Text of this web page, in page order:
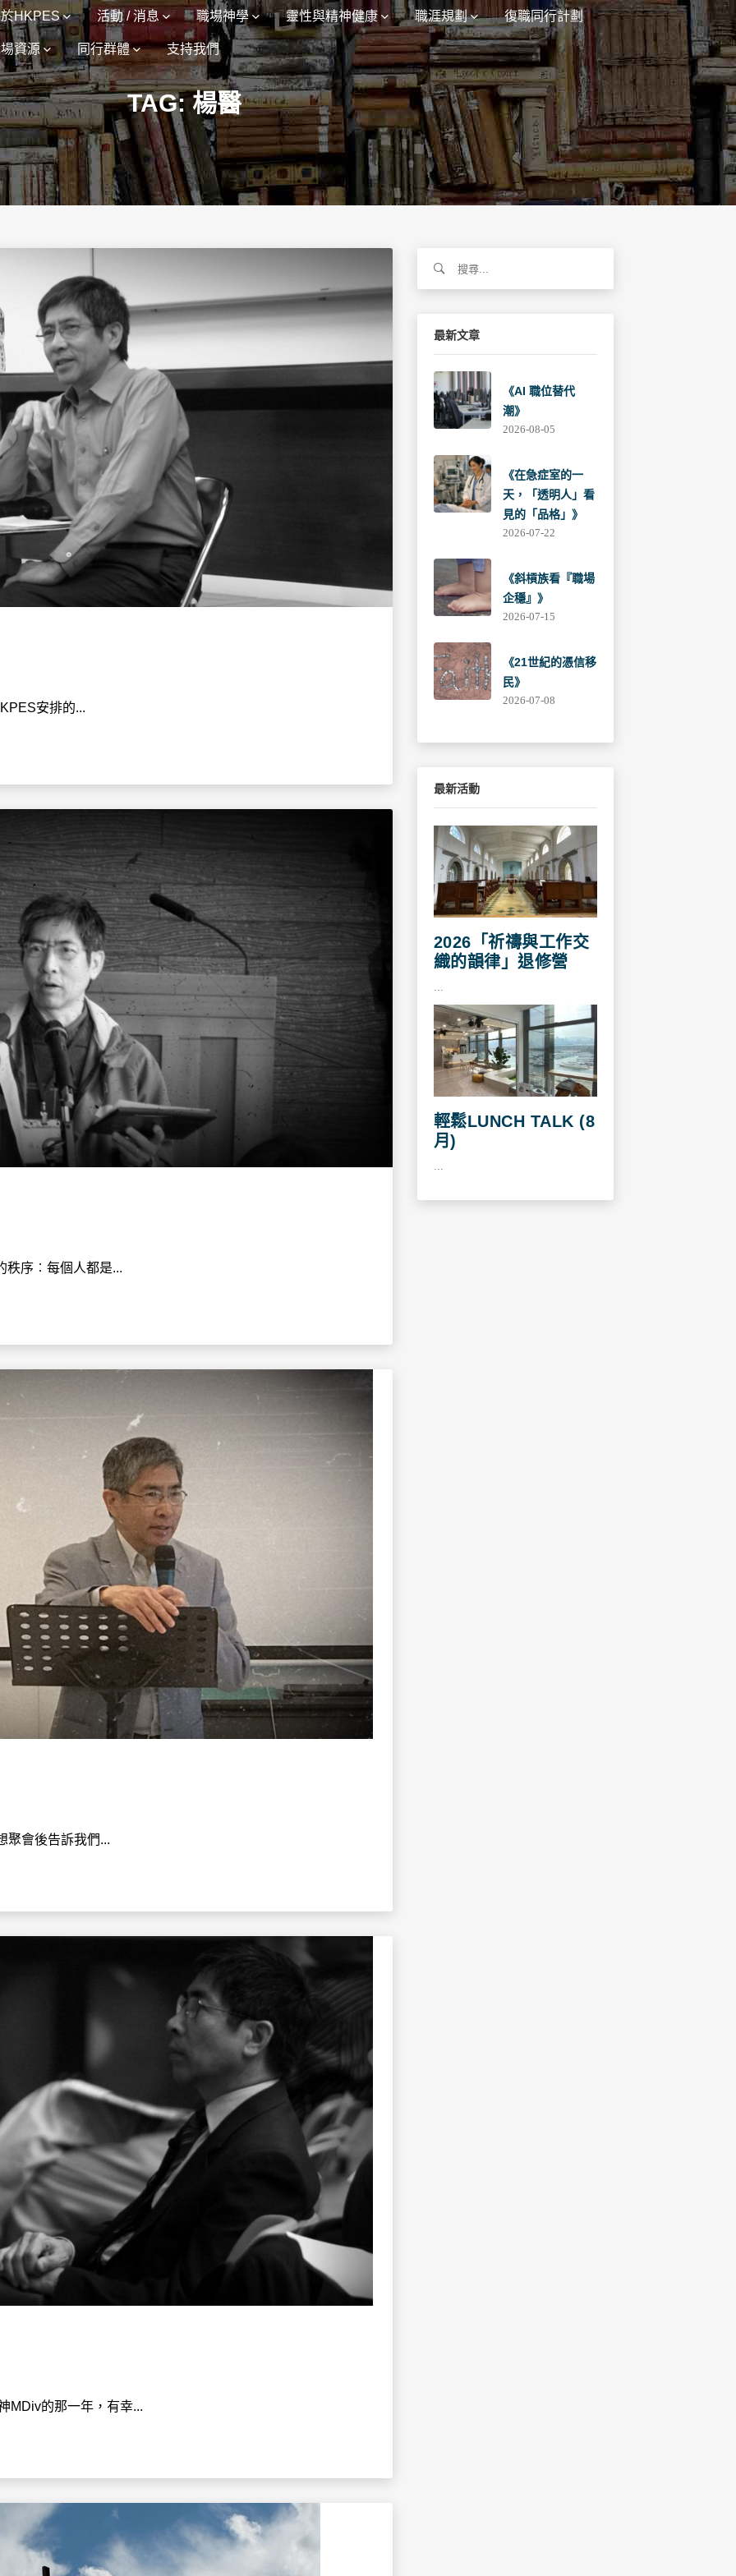
HKPES 活動 / 消息 職場神學 靈性與精神健康 職涯規劃 復職同行計劃
資源 同行群體 支持我們
TAG: 楊醫
安排的...
秩序︰每個人都是...
聚會後告訴我們...
MDiv的那一年，有幸...
關
最新文章
《AI 職位替代
潮》
2026-08-05
《在急症室的一
天，「透明人」看
見的「品格」》
2026-07-22
《斜槓族看『職場
企穩』》
2026-07-15
《21世紀的憑信移
民》
2026-07-08
最新活動
2026「祈禱與工作交
織的韻律」退修營
輕鬆LUNCH TALK (8
月)